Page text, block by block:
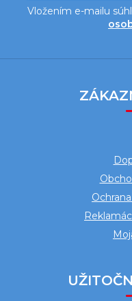
Vložením e-mailu